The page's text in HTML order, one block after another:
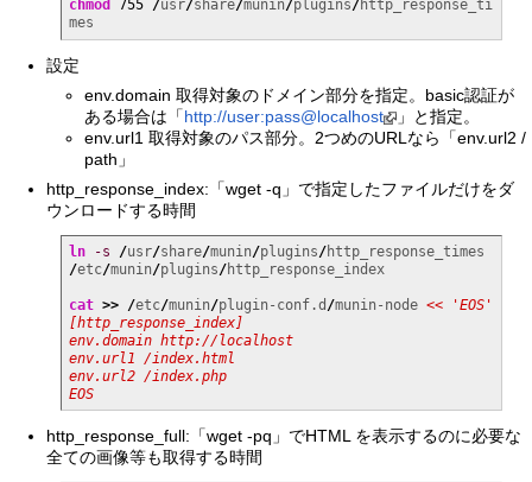
chmod 755 /usr/share/munin/plugins/ http_response_ti
mes
設定
env.domain 取得対象のドメイン部分を指定。basic認証が
ある場合は「http://user:pass@localhost
」と指定。
env.url1 取得対象のパス部分。2つめのURLなら「env.url2 /
path」
http_response_index:「wget -q」で指定したファイルだけをダ
ウンロードする時間
ln -s /usr/share/munin/plugins/
/etc/munin/plugins/http_response_index
cat >> /etc/munin/plugin-conf.d /munin-node << 'EOS'
[http_response_index]
env.domain http://localhost
env.url1 /index.html
env.url2 /index.php
EOS
http_response_full:「wget -pq」でHTML を表示するのに必要な
全ての画像等も取得する時間